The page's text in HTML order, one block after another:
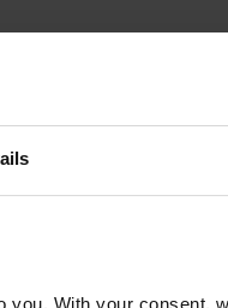
With your consent,